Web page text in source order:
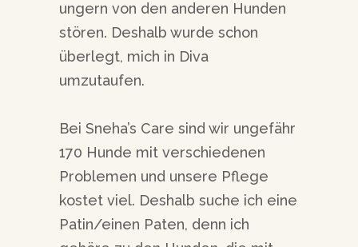
ungern von den anderen Hunden
stören. Deshalb wurde schon
überlegt, mich in Diva
umzutaufen.
Bei Sneha’s Care sind wir ungefähr
170 Hunde mit verschiedenen
Problemen und unsere Pflege
kostet viel. Deshalb suche ich eine
Patin/einen Paten, denn ich